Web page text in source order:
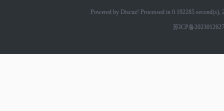
Powered by Discuz! Processed in 0.192285
苏ICP备